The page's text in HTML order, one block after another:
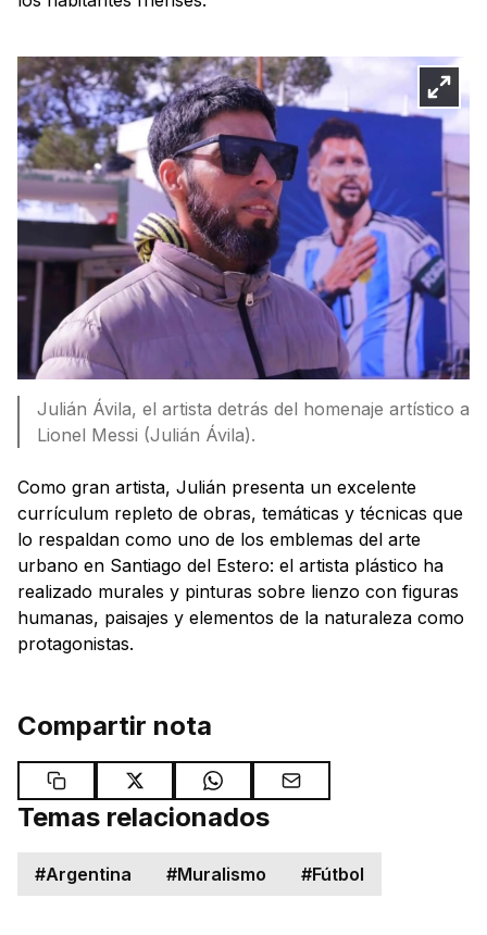
Julián Ávila, el artista detrás del homenaje artístico a
Lionel Messi (Julián Ávila).
Como gran artista, Julián presenta un excelente
currículum repleto de obras, temáticas y técnicas que
lo respaldan como uno de los emblemas del arte
urbano en Santiago del Estero: el artista plástico ha
realizado murales y pinturas sobre lienzo con figuras
humanas, paisajes y elementos de la naturaleza como
protagonistas.
Compartir nota
Temas relacionados
#Argentina #Muralismo #Fútbol